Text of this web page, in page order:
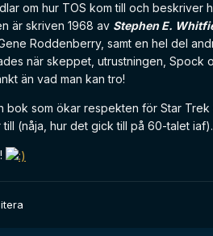
om hur TOS kom till och
är skriven 1968 av Stephen E.
Roddenberry, samt en hel del
när skeppet, utrustningen, Spock
än vad man kan tro!
bok som ökar respekten för Star
till (nåja, hur det gick till på 60-talet iaf).